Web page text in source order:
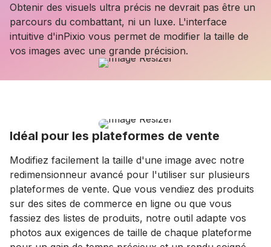
Obtenir des visuels ultra précis ne devrait pas être un
parcours du combattant, ni un luxe. L'interface
intuitive d'inPixio vous permet de modifier la taille de
vos images avec une grande précision.
Idéal pour les plateformes de vente
Modifiez facilement la taille d'une image avec notre
redimensionneur avancé pour l'utiliser sur plusieurs
plateformes de vente. Que vous vendiez des produits
sur des sites de commerce en ligne ou que vous
fassiez des listes de produits, notre outil adapte vos
photos aux exigences de taille de chaque plateforme